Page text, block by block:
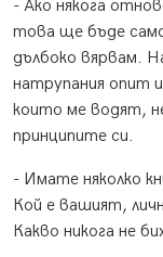
- Ако някога
това ще бъде
дълбоко вярвам.
натрупания опит
които ме водят,
принципите си.
- Имате няколко
Кой е вашият,
Какво никога не